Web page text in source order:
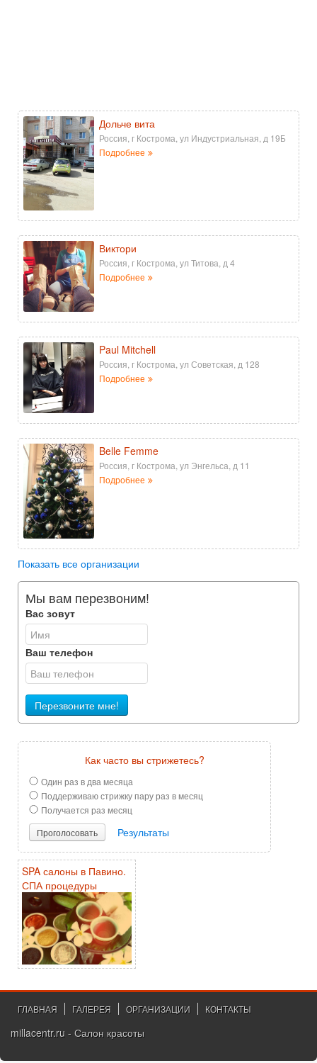
Дольче вита
Россия, г Кострома, ул Индустриальная, д 19Б
Подробнее
Виктори
Россия, г Кострома, ул Титова, д 4
Подробнее
Paul Mitchell
Россия, г Кострома, ул Советская, д 128
Подробнее
Belle Femme
Россия, г Кострома, ул Энгельса, д 11
Подробнее
Показать все организации
Мы вам перезвоним!
Вас зовут
Ваш телефон
Перезвоните мне!
Как часто вы стрижетесь?
Один раз в два месяца
Поддерживаю стрижку пару раз в месяц
Получается раз месяц
Проголосовать
Результаты
SPA салоны в Павино.
СПА процедуры
ГЛАВНАЯ ГАЛЕРЕЯ ОРГАНИЗАЦИИ КОНТАКТЫ
millacentr.ru - Салон красоты